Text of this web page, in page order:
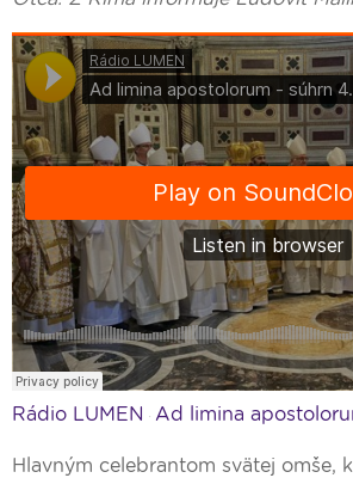
Rádio LUMEN · Ad limina apostolorum -
Hlavným celebrantom svätej omše,